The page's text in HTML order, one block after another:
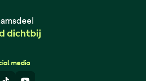
dichtbij
media